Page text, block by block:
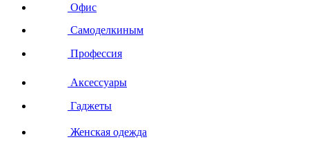
Офис
Самоделкиным
Профессия
Аксессуары
Гаджеты
Женская одежда